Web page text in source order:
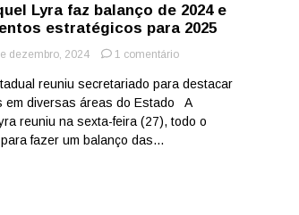
Lyra faz balanço de 2024 e
estratégicos para 2025
dezembro, 2024 1 comentárioem
Raquel
Lyra
faz
reuniu secretariado para destacar
em diversas áreas do Estado A
reuniu na sexta-feira (27), todo o
fazer um balanço das...